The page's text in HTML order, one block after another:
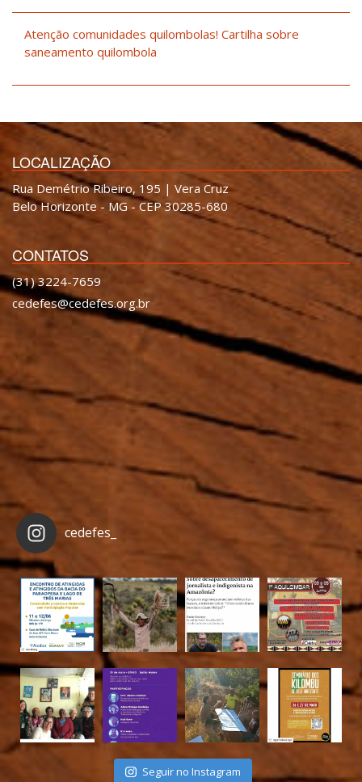
Atenção comunidades quilombolas! Cartilha sobre
saneamento quilombola
LOCALIZAÇÃO
Rua Demétrio Ribeiro, 195 | Vera Cruz
Belo Horizonte - MG - CEP 30285-680
CONTATOS
(31) 3224-7659
cedefes@cedefes.org.br
cedefes_
Seguir no Instagram